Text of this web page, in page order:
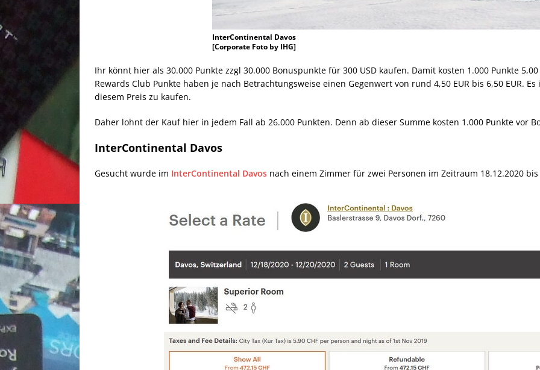
InterContinental Davos
[Corporate Foto by IHG]
Ihr könnt hier als 30.000 Punkte zzgl 30.000 Bonuspunkte für 300 USD kaufen. Damit kosten 1.000 Punkte
Rewards Club Punkte haben je nach Betrachtungsweise einen Gegenwert von rund 4,50 EUR bis 6,50 EUR.
diesem Preis zu kaufen.
Daher lohnt der Kauf hier in jedem Fall ab 26.000 Punkten. Denn ab dieser Summe kosten 1.000 Punkte vor
InterContinental Davos
Gesucht wurde im InterContinental Davos nach einem Zimmer für zwei Personen im Zeitraum 18.12.2020 bis